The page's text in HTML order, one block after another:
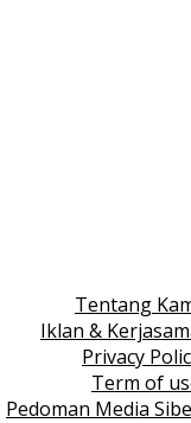
Tentang
Iklan &
Privacy
Term of
Pedoman Media